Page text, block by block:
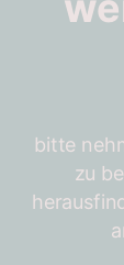
bitte
zu